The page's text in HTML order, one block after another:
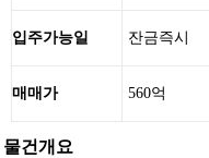
입주가능일 잔금즉시
매매가 560억
물건개요